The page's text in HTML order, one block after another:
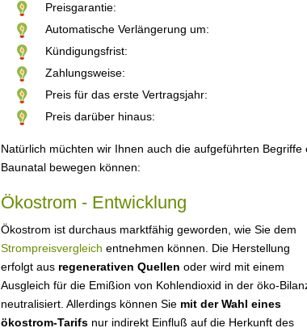
Preisgarantie:
Automatische Verlängerung um:
Kündigungsfrist:
Zahlungsweise:
Preis für das erste Vertragsjahr:
Preis darüber hinaus:
Natürlich müchten wir Ihnen auch die aufgeführten
Baunatal bewegen können:
Ökostrom - Entwicklung
Ökostrom ist durchaus marktfähig geworden, wie Sie dem
Strompreisvergleich entnehmen können. Die Herstellung
erfolgt aus regenerativen Quellen oder wird mit einem
Ausgleich für die Emißion von Kohlendioxid in der öko-
neutralisiert. Allerdings können Sie mit der Wahl eines
ökostrom-Tarifs nur indirekt Einfluß auf die Herkunft des